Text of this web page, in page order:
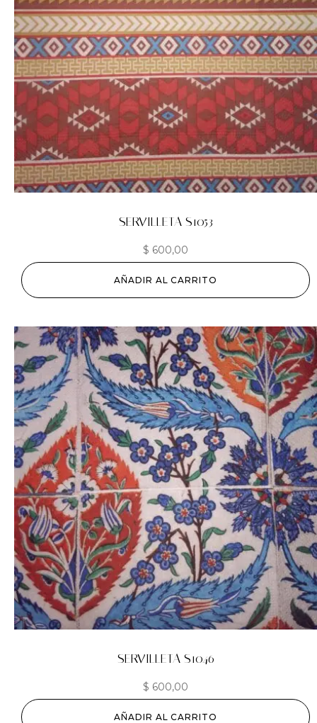
SERVILLETA S1053
$ 600,00
AÑADIR AL CARRITO
SERVILLETA S1046
$ 600,00
AÑADIR AL CARRITO